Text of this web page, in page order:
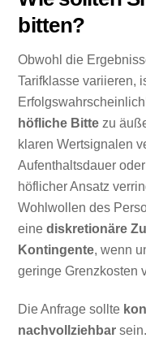
bitten?
Obwohl die
Tarifklasse variieren,
höfliche Bitte zu
klaren Wertsignalen
Aufenthaltsdauer
höflicher Ansatz
Wohlwollen des
einediskretionäre
Kontingente, wenn
geringe Grenzkosten
Die Anfrage sollte
nachvollziehbar